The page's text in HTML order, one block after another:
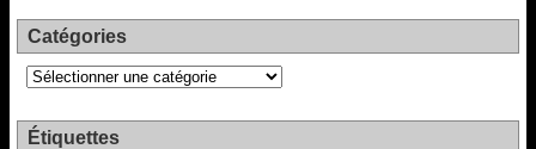
Catégories
Catégories
Étiquettes